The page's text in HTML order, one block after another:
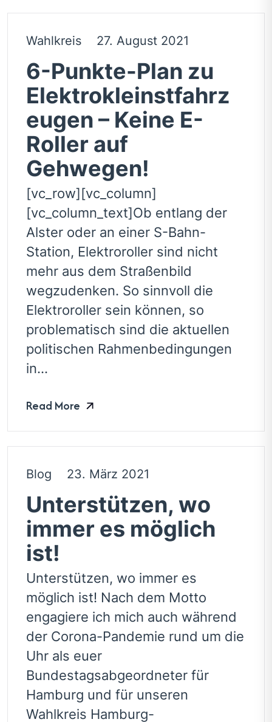
Wahlkreis 27. August 2021
6-Punkte-Plan zu
Elektrokleinstfahrz
eugen – Keine E-
Roller auf
Gehwegen!
[vc_row][vc_column]
[vc_column_text]Ob entlang der
Alster oder an einer S-Bahn-
Station, Elektroroller sind nicht
mehr aus dem Straßenbild
wegzudenken. So sinnvoll die
Elektroroller sein können, so
problematisch sind die aktuellen
politischen Rahmenbedingungen
in...
Read More
Blog 23. März 2021
Unterstützen, wo
immer es möglich
ist!
Unterstützen, wo immer es
möglich ist! Nach dem Motto
engagiere ich mich auch während
der Corona-Pandemie rund um die
Uhr als euer
Bundestagsabgeordneter für
Hamburg und für unseren
Wahlkreis Hamburg-